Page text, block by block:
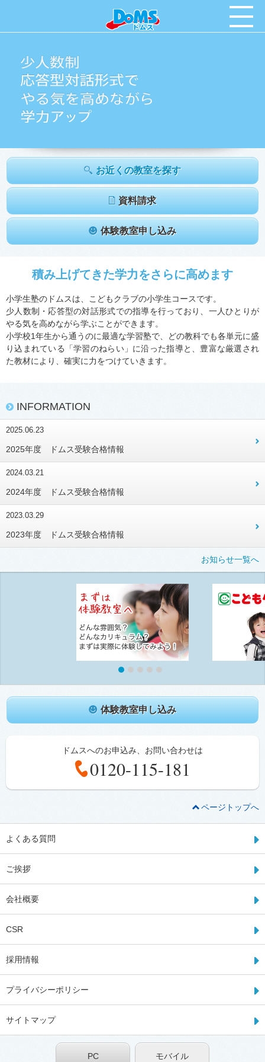
お近くの教室を探す
資料請求
体験教室申し込み
積み上げてきた学力をさらに高めます
小学生塾のドムスは、こどもクラブの小学生コースです。
少人数制・応答型の対話形式での指導を行っており、一人ひとりが
やる気を高めながら学ぶことができます。
小学校1年生から通うのに最適な学習塾で、どの教科でも各単元に盛
り込まれている「学習のねらい」に沿った指導と、豊富な厳選され
た教材により、確実に力をつけていきます。
INFORMATION
2025.06.23
2025年度 ドムス受験合格情報
2024.03.21
2024年度 ドムス受験合格情報
2023.03.29
2023年度 ドムス受験合格情報
お知らせ一覧へ
体験教室申し込み
ドムスへのお申込み、お問い合わせは
0120-115-181
ページトップへ
よくある質問
ご挨拶
会社概要
CSR
採用情報
プライバシーポリシー
サイトマップ
モバイル
PC